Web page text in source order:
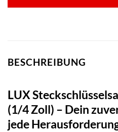
BESCHREIBUNG
LUX
(1/4 Zoll) – Dein
jede